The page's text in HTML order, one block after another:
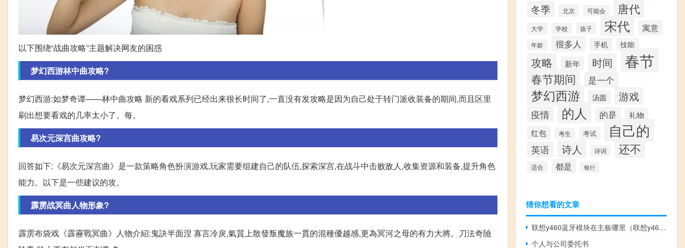
以下围绕“战曲攻略”主题解决网友的困惑
梦幻西游林中曲攻略?
梦幻西游:如梦奇谭——林中曲攻略 新的看戏系列已经出来很长时间了,一直没有发攻略是因为自己处于转门派收装备的期间,而且区里
刷出想要看戏的几率太小了。每。
易次元深宫曲攻略?
回答如下:《易次元深宫曲》是一款策略角色扮演游戏,玩家需要组建自己的队伍,探索深宫,在战斗中击败敌人,收集资源和装备,提升角色
能力。以下是一些建议的攻。
霹雳战冥曲人物形象?
霹雳布袋戏《霹靂戰冥曲》人物介紹:鬼訣半面涅 寡言冷戾,氣質上散發叛魔族一貫的混種優越感,更為冥河之母的有力大將。刀法奇險
冬季 北京 可能会 唐代
大学 学校 孩子 宋代 寓意
年龄 很多人 手机 技能
攻略 新年 时间 春节
春节期间 是一个
梦幻西游 汤圆 游戏
疫情 的人 的是
礼物
红包
考生 考试 自己的
英语 诗人 诗词 还不
适合 都是 银行
猜你想看的文章
联想y460蓝牙模块在主板哪里（联想y460c蓝牙）
个人与公司委托书